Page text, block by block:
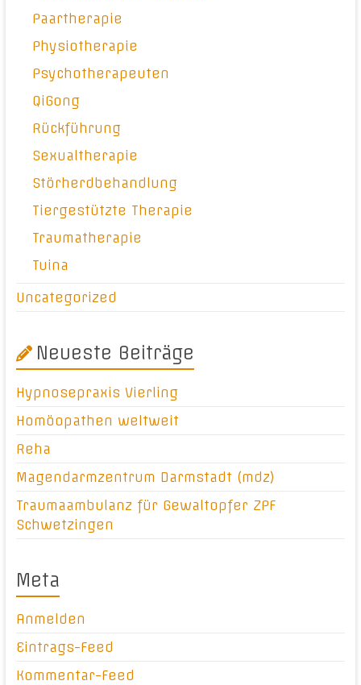
Paartherapie
Physiotherapie
Psychotherapeuten
QiGong
Rückführung
Sexualtherapie
Störherdbehandlung
Tiergestützte Therapie
Traumatherapie
Tuina
Uncategorized
Neueste Beiträge
Hypnosepraxis Vierling
Homöopathen weltweit
Reha
Magendarmzentrum Darmstadt (mdz)
Traumaambulanz für Gewaltopfer ZPF
Schwetzingen
Meta
Anmelden
Eintrags-Feed
Kommentar-Feed